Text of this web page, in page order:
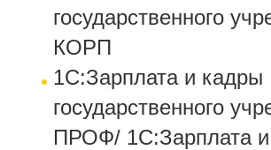
государственного
КОРП
1С:Зарплата и кадры
государственного
ПРОФ/ 1С:Зарплата